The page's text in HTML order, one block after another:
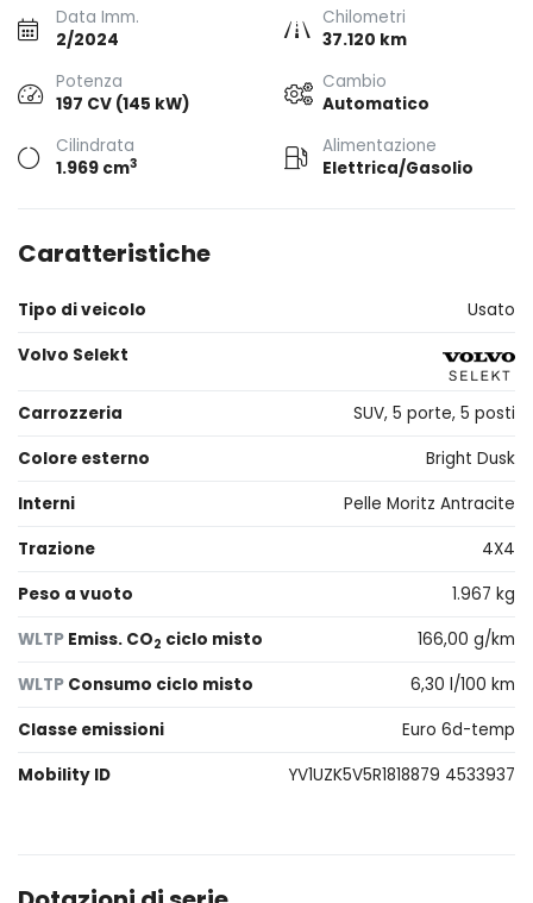
Data Imm.
2/2024
Chilometri
37.120 km
Potenza
197 CV (145 kW)
Cambio
Automatico
Cilindrata
1.969 cm3
Alimentazione
Elettrica/Gasolio
Caratteristiche
Tipo di veicolo
Usato
Volvo Selekt
Carrozzeria
SUV, 5 porte, 5 posti
Colore esterno
Bright Dusk
Interni
Pelle Moritz Antracite
Trazione
4X4
Peso a vuoto
1.967 kg
WLTP Emiss. CO2 ciclo misto
166,00 g/km
WLTP Consumo ciclo misto
6,30 l/100 km
Classe emissioni
Euro 6d-temp
Mobility ID
YV1UZK5V5R1818879 4533937